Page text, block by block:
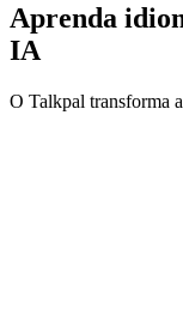
Aprenda
IA
O Talkpal transforma